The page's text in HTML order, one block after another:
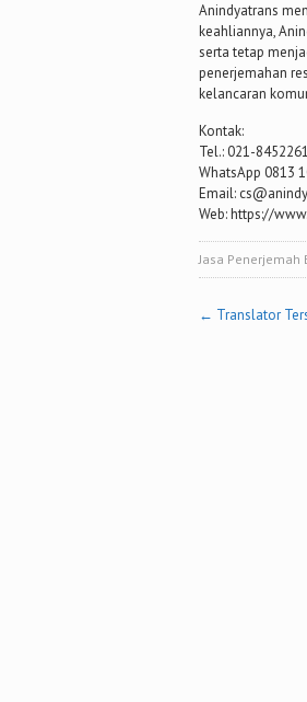
Anindyatrans
keahliannya,
serta tetap
penerjemahan
kelancaran
Kontak:
Tel.: 021-8452261
WhatsApp 0813
Email:
Web: https://
Jasa Penerjemah
Post
← Translator